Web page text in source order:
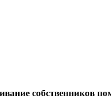
собственников